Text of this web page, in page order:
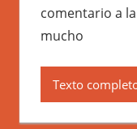
comentario a
mucho
Texto